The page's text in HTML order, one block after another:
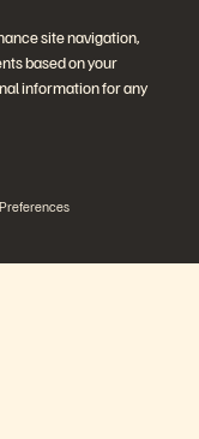
site navigation,
based on your
information for any
パートナー
ートナー概要
Central